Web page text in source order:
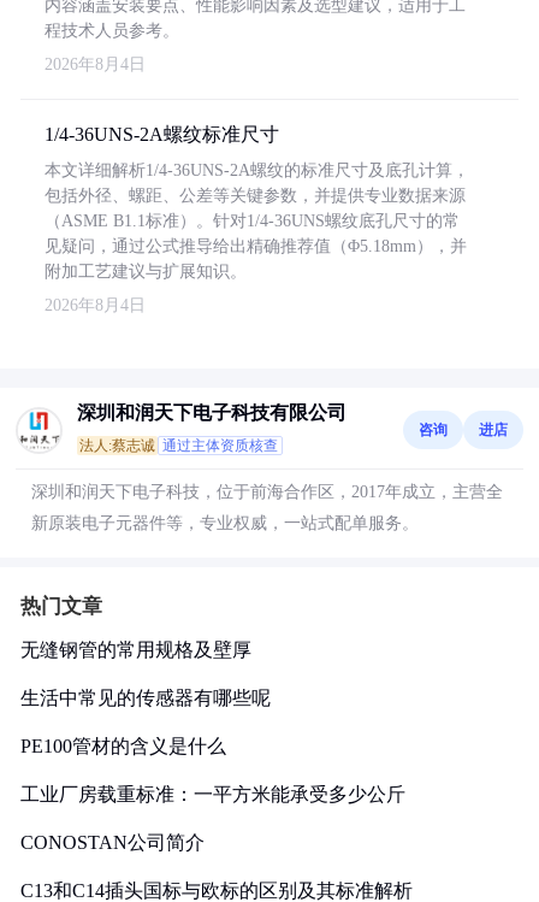
内容涵盖安装要点、性能影响因素及选型建议，适用于工
程技术人员参考。
2026年8月4日
1/4-36UNS-2A螺纹标准尺寸
本文详细解析1/4-36UNS-2A螺纹的标准尺寸及底孔计算，
包括外径、螺距、公差等关键参数，并提供专业数据来源
（ASME B1.1标准）。针对1/4-36UNS螺纹底孔尺寸的常
见疑问，通过公式推导给出精确推荐值（Φ5.18mm），并
附加工艺建议与扩展知识。
2026年8月4日
深圳和润天下电子科技有限公司
法人:蔡志诚 通过主体资质核查
咨询 进店
深圳和润天下电子科技，位于前海合作区，2017年成立，主营全
新原装电子元器件等，专业权威，一站式配单服务。
热门文章
无缝钢管的常用规格及壁厚
生活中常见的传感器有哪些呢
PE100管材的含义是什么
工业厂房载重标准：一平方米能承受多少公斤
CONOSTAN公司简介
C13和C14插头国标与欧标的区别及其标准解析